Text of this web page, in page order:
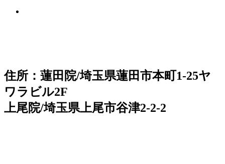
住所：蓮田院/埼玉県蓮田市本町1-25ヤ
ワラビル2F
上尾院/埼玉県上尾市谷津2-2-2